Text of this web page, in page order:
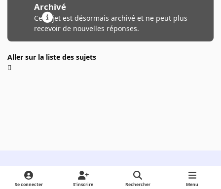
Archivé
Ce sujet est désormais archivé et ne peut plus
recevoir de nouvelles réponses.
Aller sur la liste des sujets
Light ModeDark ModeSystem Preference
Se connecter S’inscrire Rechercher Menu